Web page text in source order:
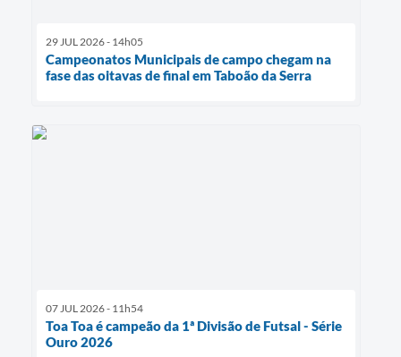
29 JUL 2026 - 14h05
Campeonatos Municipais de campo chegam na
fase das oitavas de final em Taboão da Serra
07 JUL 2026 - 11h54
Toa Toa é campeão da 1ª Divisão de Futsal - Série
Ouro 2026